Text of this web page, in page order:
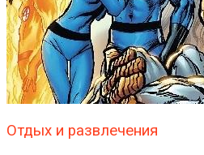
Отдых и развлечения